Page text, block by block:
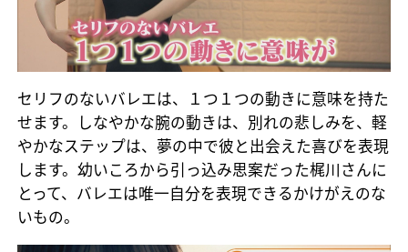
セリフのないバレエは、１つ１つの動きに意味を持た
せます。しなやかな腕の動きは、別れの悲しみを、軽
やかなステップは、夢の中で彼と出会えた喜びを表現
します。幼いころから引っ込み思案だった梶川さんに
とって、バレエは唯一自分を表現できるかけがえのな
いもの。